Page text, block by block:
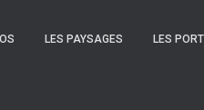
LES PAYSAGES LES